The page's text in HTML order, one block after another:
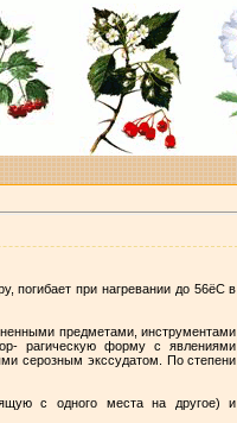
погибает при нагревании до 56ёС в
предметами, инструментами
рагическую форму с явлениями
серозным экссудатом. По степени
с одного места на другое) и